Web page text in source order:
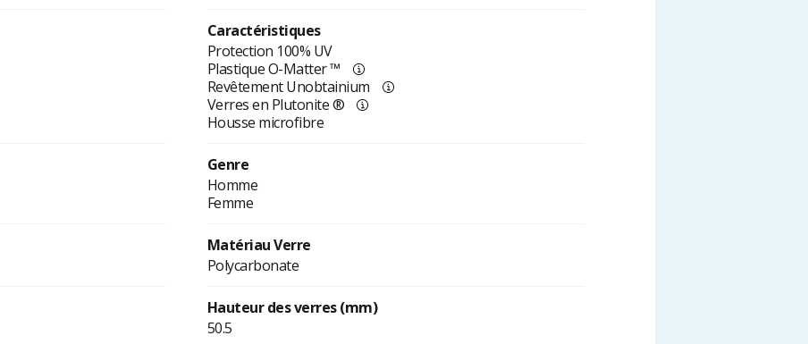
Caractéristiques
Protection 100% UV
Plastique O-Matter ™
Revêtement Unobtainium
Verres en Plutonite ®
Housse microfibre
Genre
Homme
Femme
Matériau Verre
Polycarbonate
Hauteur des verres (mm)
50.5